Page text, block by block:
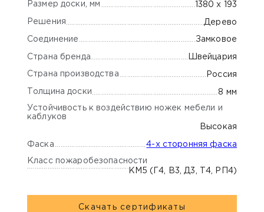
Размер доски, мм 1380 х 193
Решения Дерево
Соединение Замковое
Страна бренда Швейцария
Страна производства Россия
Толщина доски 8 мм
Устойчивость к воздействию ножек мебели и
каблуков
Высокая
Фаска 4-х сторонняя фаска
Класс пожаробезопасности
КМ5 (Г4, В3, Д3, Т4, РП4)
Скачать сертификаты